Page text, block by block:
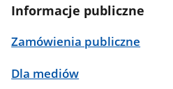
Informacje publiczne
Zamówienia publiczne
Dla mediów